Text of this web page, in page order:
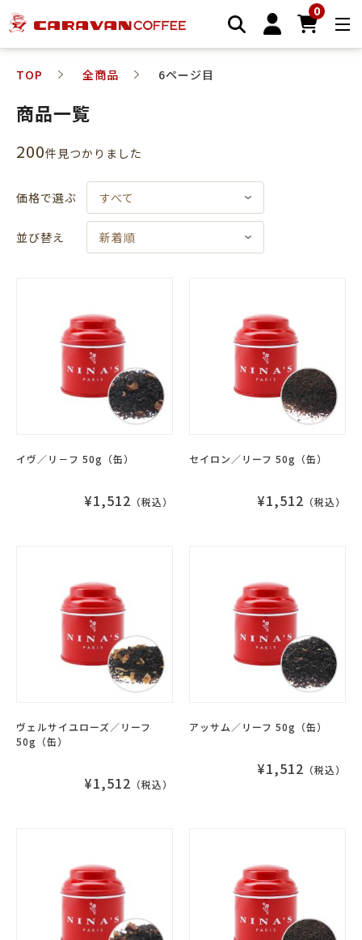
0
TOP 全商品 6ページ目
商品一覧
200件⾒つかりました
価格で選ぶ すべて
並び替え 新着順
イヴ／リ－フ 50g（缶）
¥1,512 （税込）
セイロン／リーフ 50g（缶）
¥1,512 （税込）
ヴェルサイユローズ／リーフ
50g（缶）
¥1,512 （税込）
アッサム／リーフ 50g（缶）
¥1,512 （税込）